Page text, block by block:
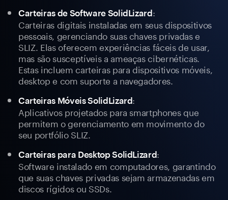
Carteiras de Software SolidLizard:
Carteiras digitais instaladas em seus dispositivos
pessoais, gerenciando suas chaves privadas e
SLIZ. Elas oferecem experiências fáceis de usar,
mas são susceptíveis a ameaças cibernéticas.
Estas incluem carteiras para dispositivos móveis,
desktop e com suporte a navegadores.
Carteiras Móveis SolidLizard:
Aplicativos projetados para smartphones que
permitem o gerenciamento em movimento do
seu portfólio SLIZ.
Carteiras para Desktop SolidLizard:
Software instalado em computadores, garantindo
que suas chaves privadas sejam armazenadas em
discos rígidos ou SSDs.